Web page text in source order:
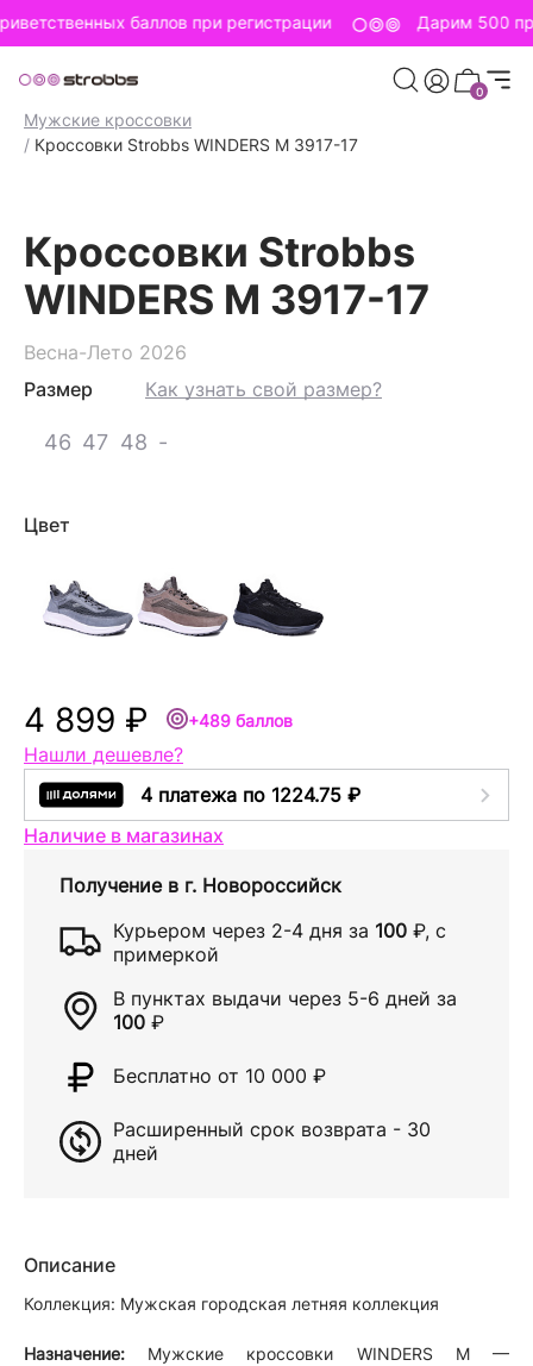
баллов при регистрации Дарим 500
0
Мужская обувь/
Мужские кроссовки
/ Кроссовки Strobbs WINDERS M 3917-17
Кроссовки Strobbs
WINDERS M 3917-17
Весна-Лето 2026
Размер
Как узнать свой размер?
46 47 48 -
Цвет
4 899 ₽ +489 баллов
Нашли дешевле?
4 платежа по 1224.75 ₽
Наличие в магазинах
Получение в г. Новороссийск
Курьером через 2-4 дня за 100 ₽, с
примеркой
В пунктах выдачи через 5-6 дней за
100 ₽
Бесплатно от 10 000 ₽
Расширенный срок возврата - 30
дней
Описание
Коллекция: Мужская городская летняя коллекция
Назначение: Мужские кроссовки WINDERS M —